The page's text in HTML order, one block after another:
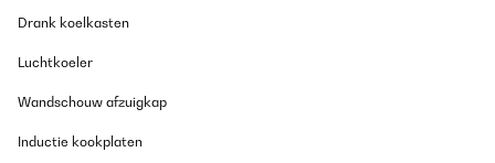
Drank koelkasten
Luchtkoeler
Wandschouw afzuigkap
Inductie kookplaten